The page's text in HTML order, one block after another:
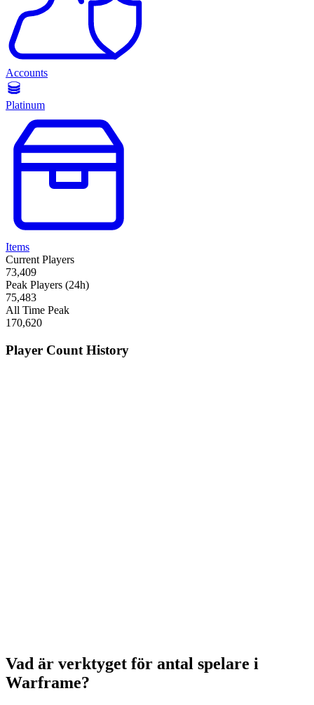
Accounts
Platinum
Items
Current Players
73,409
Peak Players (24h)
75,483
All Time Peak
170,620
Player Count History
Vad är verktyget för antal spelare i
Warframe?